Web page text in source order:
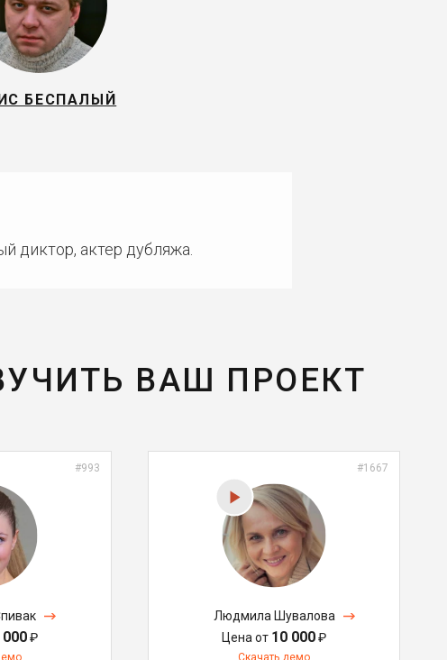
БЕСПАЛЫЙ
диктор, актер дубляжа.
ВАШ ПРОЕКТ
#993
000₽
#1667
Людмила Шувалова
Цена от 10 000₽
Скачать демо